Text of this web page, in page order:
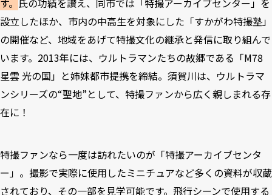
設立したほか、市内の中高生を対象にした「すかがわ特撮塾」
の開催など、地域をあげて特撮文化の継承と発信に取り組んで
います。2013年には、ウルトラマンたちの故郷である「M78
星雲 光の国」と姉妹都市提携を締結。須賀川は、ウルトラマ
ンシリーズの“聖地”として、特撮ファンから広く親しまれる存
在に！
特撮ファンなら一度は訪れたいのが「特撮アーカイブセンタ
ー」。撮影で実際に使用したミニチュアなど多くの資料が収蔵
されており、その一部を見学可能です。飛行シーンで使用する